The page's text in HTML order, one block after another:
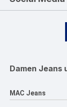
Damen Jeans
MAC Jeans